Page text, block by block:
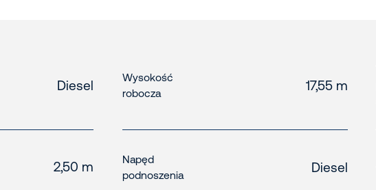
Diesel
Wysokość
robocza
17,55 m
2,50 m
Napęd
podnoszenia
Diesel